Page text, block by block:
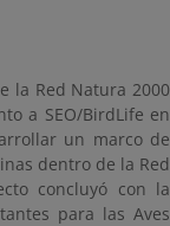
la Red Natura 2000
a SEO/BirdLife en
un marco de
dentro de la Red
concluyó con la
para las Aves